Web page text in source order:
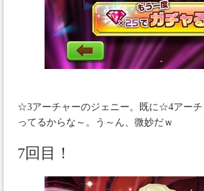
☆3アーチャーのジェニー。既に☆4アーチ
ってるからな～。う～ん、微妙だｗ
7回目！